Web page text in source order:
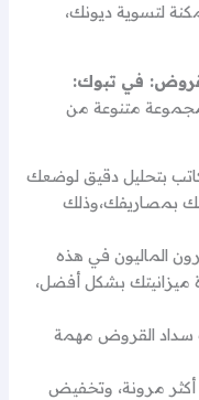
لتسوية ديونك،
في تبوك:
متنوعة من
بتحليل دقيق لوضعك
بمصاريفك،وذلك
الماليون في هذه
ميزانيتك بشكل أفضل،
سداد القروض مهمة
مرونة، وتخفيض